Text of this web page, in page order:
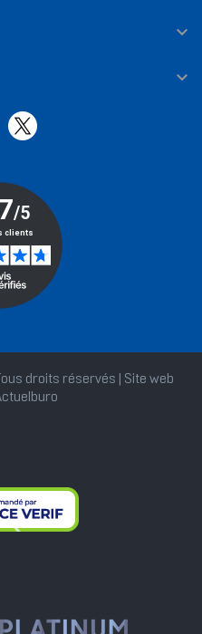


droits réservés | Site web